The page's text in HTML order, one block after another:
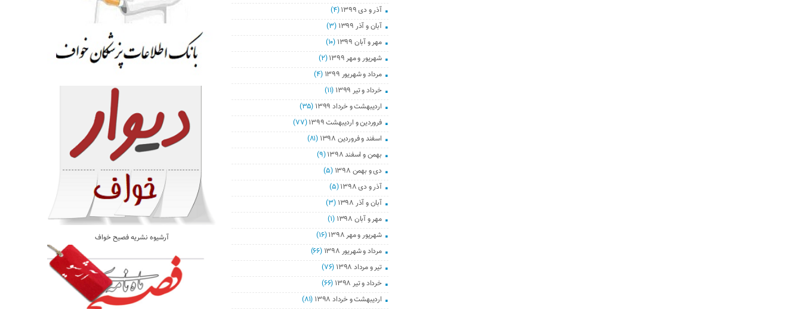
آذر و دی ۱۳۹۹
(۴)
آبان و آذر ۱۳۹۹
(۳)
مهر و آبان ۱۳۹۹
(۱۰)
شهریور و مهر ۱۳۹۹
(۲)
مرداد و شهریور ۱۳۹۹
(۴)
خرداد و تیر ۱۳۹۹
(۱۱)
اردیبهشت و خرداد ۱۳۹۹
(۳۵)
فروردین و اردیبهشت ۱۳۹۹
(۷۷)
اسفند و فروردین ۱۳۹۸
(۸۱)
بهمن و اسفند ۱۳۹۸
(۹)
دی و بهمن ۱۳۹۸
(۵)
آذر و دی ۱۳۹۸
(۵)
آبان و آذر ۱۳۹۸
(۳)
مهر و آبان ۱۳۹۸
(۱)
شهریور و مهر ۱۳۹۸
(۱۶)
مرداد و شهریور ۱۳۹۸
(۶۶)
تیر و مرداد ۱۳۹۸
(۷۶)
خرداد و تیر ۱۳۹۸
(۶۶)
اردیبهشت و خرداد ۱۳۹۸
(۸۱)
آرشیوه نشریه فصیح خواف